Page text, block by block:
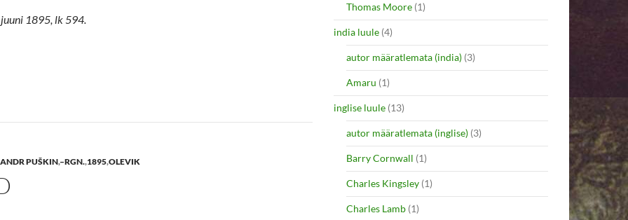
1895, lk 594.
PUŠKIN,–RGN.,1895,OLEVIK
Thomas Moore (1)
india luule (4)
autor määratlemata (india) (3)
Amaru (1)
inglise luule (13)
autor määratlemata (inglise) (3)
Barry Cornwall (1)
Charles Kingsley (1)
Charles Lamb (1)